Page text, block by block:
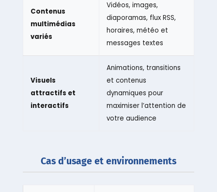
Contenus
multimédias
variés
Vidéos, images,
diaporamas, flux RSS,
horaires, météo et
messages textes
Visuels
attractifs et
interactifs
Animations, transitions
et contenus
dynamiques pour
maximiser l’attention de
votre audience
Cas d’usage et environnements